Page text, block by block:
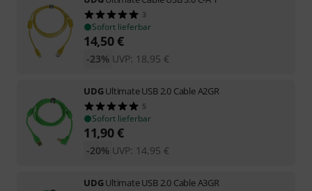
3
Sofort lieferbar
14,50€
UVP: 18,95 €
-23%
UDGUltimate USB 2.0 Cable A2GR
5
Sofort lieferbar
11,90€
UVP: 14,95 €
-20%
UDGUltimate USB 2.0 Cable A3GR